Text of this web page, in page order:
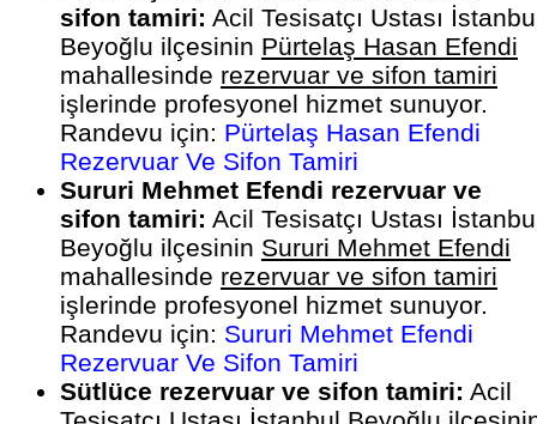
sifon tamiri: Acil Tesisatçı Ustası
Beyoğlu ilçesinin Pürtelaş Hasan Efendi
mahallesinde rezervuar ve sifon tamiri
işlerinde profesyonel hizmet sunuyor.
Randevu için: Pürtelaş Hasan Efendi
Rezervuar Ve Sifon Tamiri
Sururi Mehmet Efendi rezervuar ve
sifon tamiri: Acil Tesisatçı Ustası
Beyoğlu ilçesinin Sururi Mehmet Efendi
mahallesinde rezervuar ve sifon tamiri
işlerinde profesyonel hizmet sunuyor.
Randevu için: Sururi Mehmet Efendi
Rezervuar Ve Sifon Tamiri
Sütlüce rezervuar ve sifon tamiri: Acil